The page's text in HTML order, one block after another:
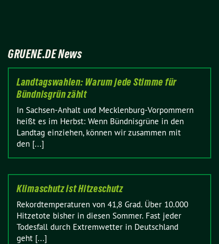
GRUENE.DE News
Landtagswahlen: Warum jede Stimme für
Bündnisgrün zählt
In Sachsen-Anhalt und Mecklenburg-Vorpommern
heißt es im Herbst: Wenn Bündnisgrüne in den
Landtag einziehen, können wir zusammen mit
den [...]
Klimaschutz ist Hitzeschutz
Rekordtemperaturen von 41,8 Grad. Über 10.000
Hitzetote bisher in diesen Sommer. Fast jeder
Todesfall durch Extremwetter in Deutschland
geht [...]